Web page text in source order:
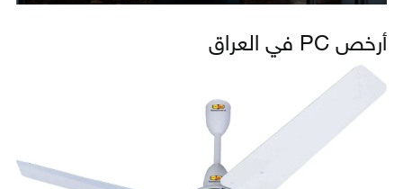
أرخص PC في العراق